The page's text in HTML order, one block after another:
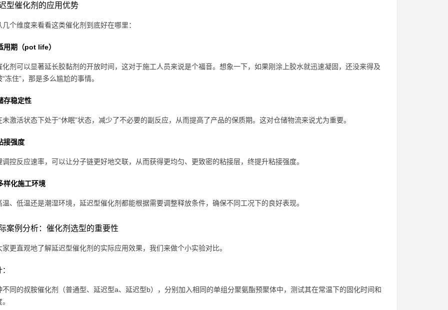
型催化剂的应用优势
几个维度来看看这类催化剂到底好在哪里：
用期（pot life）
化剂可以显著延长胶黏剂的开放时间，这对于施工人员来说是个福音。想象一下，如果刚涂上胶水就迅速凝固，还没来得及
冻住”，那是多么尴尬的事情。
存稳定性
未激活状态下处于“休眠”状态，减少了不必要的副反应，从而提高了产品的保质期。这对仓储物流来说尤为重要。
接强度
调控反应速率，可以让分子链更好地交联，从而获得更均匀、更致密的粘接层，终提升粘接强度。
样化施工环境
温、低温还是潮湿环境，延迟型催化剂都能根据需要调整释放条件，确保不同工况下的良好表现。
案例分析：催化剂选型的重要性
家更直观地了解延迟型催化剂的实际应用效果，我们来做个小实验对比。
不同的叔胺催化剂（普通型、延迟型a、延迟型b），分别加入相同的单组分聚氨酯预聚体中，测试其在常温下的固化时间和